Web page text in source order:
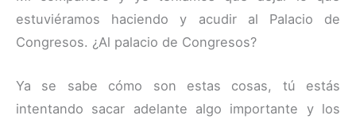
estuviéramos haciendo y acudir al Palacio de
Congresos. ¿Al palacio de Congresos?
Ya se sabe cómo son estas cosas, tú estás
intentando sacar adelante algo importante y los